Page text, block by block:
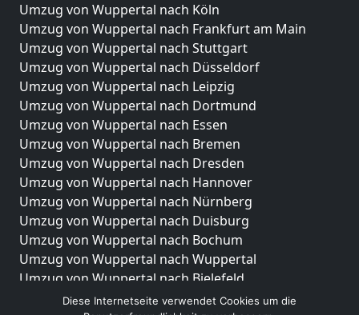
Umzug von Wuppertal nach Köln
Umzug von Wuppertal nach Frankfurt am Main
Umzug von Wuppertal nach Stuttgart
Umzug von Wuppertal nach Düsseldorf
Umzug von Wuppertal nach Leipzig
Umzug von Wuppertal nach Dortmund
Umzug von Wuppertal nach Essen
Umzug von Wuppertal nach Bremen
Umzug von Wuppertal nach Dresden
Umzug von Wuppertal nach Hannover
Umzug von Wuppertal nach Nürnberg
Umzug von Wuppertal nach Duisburg
Umzug von Wuppertal nach Bochum
Umzug von Wuppertal nach Wuppertal
Umzug von Wuppertal nach Bielefeld
Umzug von Wuppertal nach Bonn
Diese Internetseite verwendet Cookies um die